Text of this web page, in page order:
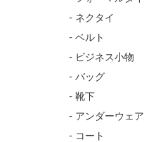
- ネクタイ
- ベルト
- ビジネス小物
- バッグ
- 靴下
- アンダーウェア
- コート